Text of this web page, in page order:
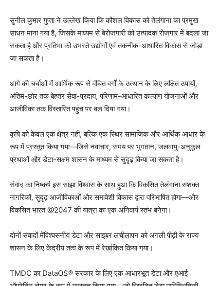
सुनील कुमार गुप्ता ने उल्लेख किया कि कौशल विकास को तेलंगाना का प्रमुख
साधन माना गया है, जिसके माध्यम से बेरोजगारी को उत्पादक रोजगार में बदला जा
सकता है और प्रतिभा को उभरते उद्योगों एवं तकनीक-आधारित विकास से जोड़ा
जा सकता है।
आगे की चर्चाओं में आर्थिक रूप से वंचित वर्गों के उत्थान के लिए लक्षित उपायों,
अंतिम-छोर तक बेहतर सेवा-प्रदाय, परिणाम-आधारित कल्याण योजनाओं और
आजीविका तक विस्तारित पहुंच पर बल दिया गया।
कृषि को केवल एक क्षेत्र नहीं, बल्कि एक स्थिर सामाजिक और आर्थिक आधार के
रूप में प्रस्तुत किया गया—जिसे नवाचार, समय पर भुगतान, जलवायु-अनुकूल
प्रथाओं और डेटा-सक्षम शासन के माध्यम से सुदृढ़ किया जा सकता है।
संवाद का निष्कर्ष इस साझा विश्वास के साथ हुआ कि विकसित तेलंगाना सशक्त
नागरिकों, सुदृढ़ आजीविकाओं और समावेशी विकास द्वारा परिभाषित होगा—और
विकसित भारत @2047 की यात्रा का एक अनिवार्य स्तंभ बनेगा।
दोनों संवादों मेंविश्वसनीय डेटा और साइबर लचीलापन को अगली पीढ़ी के राज्य
शासन के लिए केंद्रीय तत्व के रूप में रेखांकित किया गया।
TMDC का DataOS® सरकार के लिए एक आधारभूत डेटा और एआई